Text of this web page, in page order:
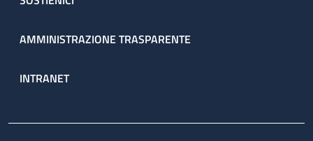
AMMINISTRAZIONE TRASPARENTE
INTRANET